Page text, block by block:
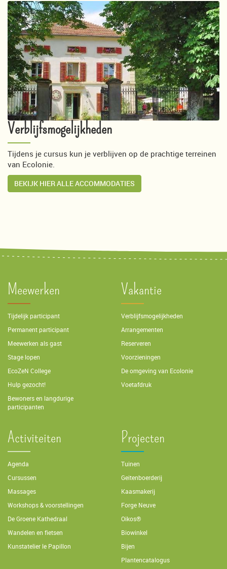
Verblijfsmogelijkheden
Tijdens je cursus kun je verblijven op de prachtige terreinen
van Ecolonie.
BEKIJK HIER ALLE ACCOMMODATIES
Meewerken
Tijdelijk participant
Permanent participant
Meewerken als gast
Stage lopen
EcoZeN College
Hulp gezocht!
Bewoners en langdurige
participanten
Vakantie
Verblijfsmogelijkheden
Arrangementen
Reserveren
Voorzieningen
De omgeving van Ecolonie
Voetafdruk
Activiteiten
Agenda
Cursussen
Massages
Workshops & voorstellingen
De Groene Kathedraal
Wandelen en fietsen
Kunstatelier le Papillon
Projecten
Tuinen
Geitenboerderij
Kaasmakerij
Forge Neuve
Oikos®
Biowinkel
Bijen
Plantencatalogus